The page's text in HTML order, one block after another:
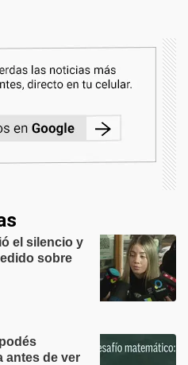
el silencio y
sobre
antes de ver